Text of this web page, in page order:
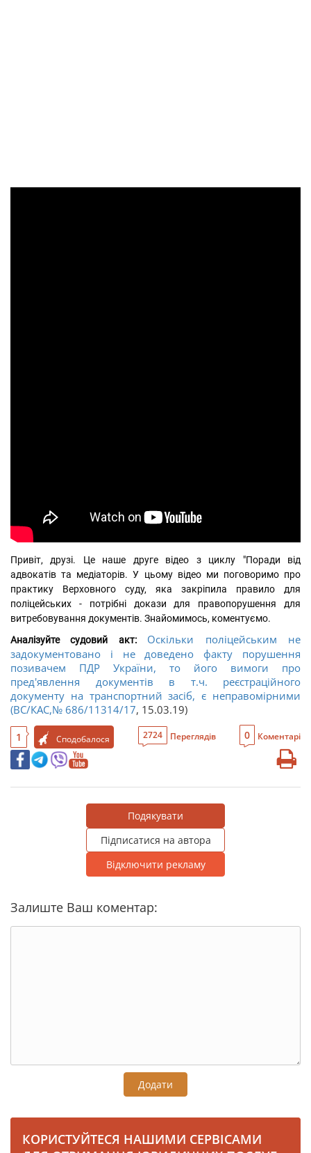
Привіт, друзі. Це наше друге відео з циклу "Поради від
адвокатів та медіаторів. У цьому відео ми поговоримо про
практику Верховного суду, яка закріпила правило для
поліцейських - потрібні докази для правопорушення для
витребовування документів. Знайомимось, коментуємо.
Аналізуйте судовий акт: Оскільки поліцейським не
задокументовано і не доведено факту порушення
позивачем ПДР України, то його вимоги про
пред'явлення документів в т.ч. реєстраційного
документу на транспортний засіб, є неправомірними
(ВС/КАС,№ 686/11314/17, 15.03.19)
1 Сподобалося 2724 Переглядів 0 Коментарі
Подякувати
Підписатися на автора
Відключити рекламу
Залиште Ваш коментар:
Додати
КОРИСТУЙТЕСЯ НАШИМИ СЕРВІСАМИ